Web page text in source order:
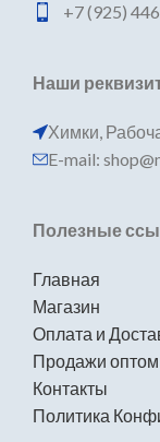
+7 (925)
Наши
Химки,
E-mail:
Полезные
Главная
Магазин
Оплата и
Продажи оптом
Контакты
Политика